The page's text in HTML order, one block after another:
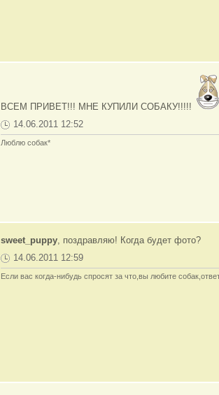
ВСЕМ ПРИВЕТ!!! МНЕ КУПИЛИ СОБАКУ!!!!!
14.06.2011 12:52
Люблю собак*
sweet_puppy, поздравляю! Когда будет фото?
14.06.2011 12:59
Если вас когда-нибудь спросят за что,вы любите